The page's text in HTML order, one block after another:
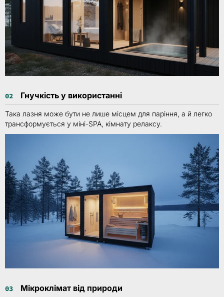
02 Гнучкість у використанні
Така лазня може бути не лише місцем для паріння, а й легко
трансформується у міні-SPA, кімнату релаксу.
03 Мікроклімат від природи